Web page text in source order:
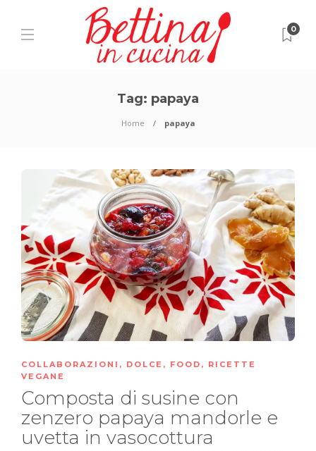
0
Tag: papaya
Home papaya
COLLABORAZIONI , DOLCE , FOOD , RICETTE
VEGANE
Composta di susine con
zenzero papaya mandorle e
uvetta in vasocottura